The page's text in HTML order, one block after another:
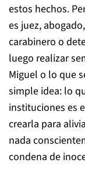
estos hechos.
es juez,
carabinero o
luego realizar
Miguel o lo que
simple idea: lo
instituciones es
crearla para
nada
condena de